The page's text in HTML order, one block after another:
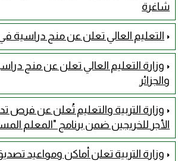
شاغرة
التعليم العالي تعلن عن منح دراسية
وزارة التعليم العالي تعلن عن منح
والجزائر
وزارة التربية والتعليم تُعلن عن فرص
الأجر للخريجين ضمن برنامج "المعلم
وزارة التربية تعلن أماكن ومواعيد